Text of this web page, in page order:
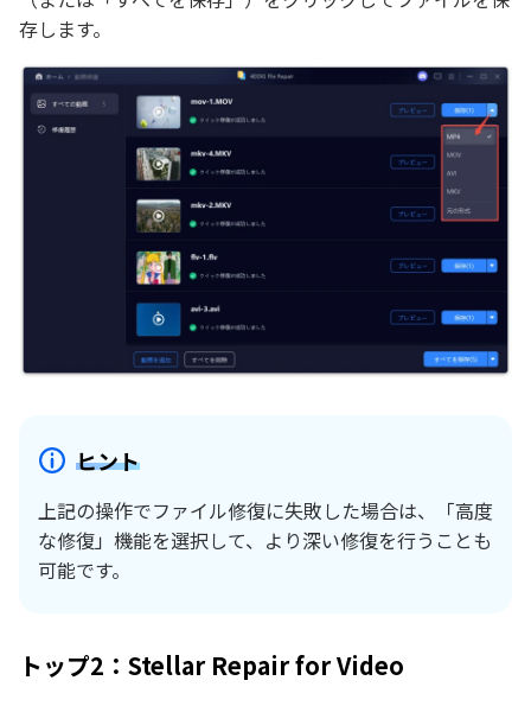
存します。
ヒント
上記の操作でファイル修復に失敗した場合は、「高度
な修復」機能を選択して、より深い修復を行うことも
可能です。
トップ2：Stellar Repair for Video